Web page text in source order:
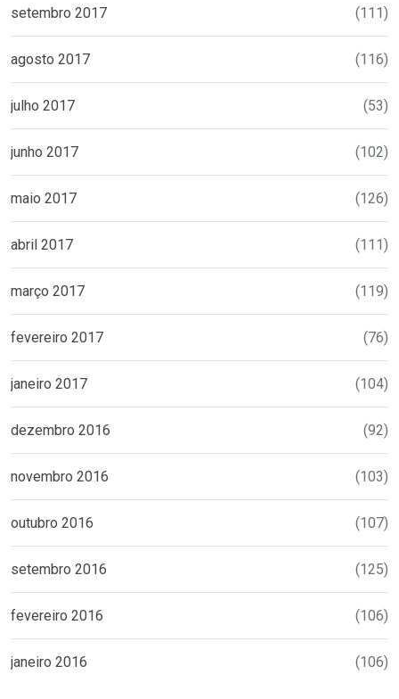
setembro 2017 (111)
agosto 2017 (116)
julho 2017 (53)
junho 2017 (102)
maio 2017 (126)
abril 2017 (111)
março 2017 (119)
fevereiro 2017 (76)
janeiro 2017 (104)
dezembro 2016 (92)
novembro 2016 (103)
outubro 2016 (107)
setembro 2016 (125)
fevereiro 2016 (106)
janeiro 2016 (106)